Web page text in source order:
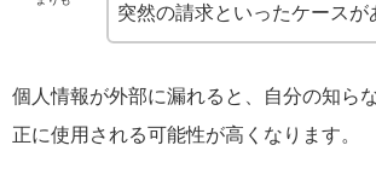
突然の請求といったケースが
個人情報が外部に漏れると、自分の知ら
正に使用される可能性が高くなります。